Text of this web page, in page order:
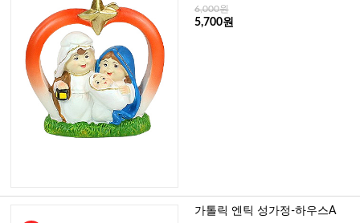
6,000원
5,700원
가톨릭 엔틱 성가정-하우스A